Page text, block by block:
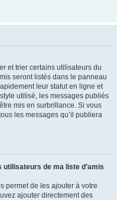
et trier certains utilisateurs du
seront listés dans le panneau
leur statut en ligne et
utilisé, les messages publiés
mis en surbrillance. Si vous
les messages qu’il publiera
de ma liste d’amis
permet de les ajouter à votre
ajouter directement des